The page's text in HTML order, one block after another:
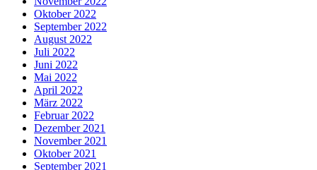
Oktober 2022
September 2022
August 2022
Juli 2022
Juni 2022
Mai 2022
April 2022
März 2022
Februar 2022
Dezember 2021
November 2021
Oktober 2021
September 2021